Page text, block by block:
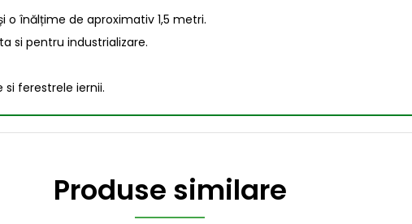
o înălțime de aproximativ 1,5 metri.
si pentru industrializare.
ferestrele iernii.
Produse similare